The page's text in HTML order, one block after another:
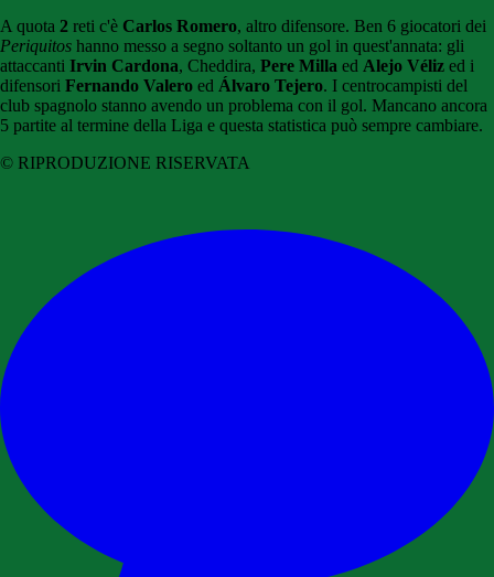
A quota 2 reti c'è Carlos Romero, altro difensore. Ben 6 giocatori dei
Periquitos hanno messo a segno soltanto un gol in quest'annata: gli
attaccanti Irvin Cardona, Cheddira, Pere Milla ed Alejo Véliz ed i
difensori Fernando Valero ed Álvaro Tejero. I centrocampisti del
club spagnolo stanno avendo un problema con il gol. Mancano ancora
5 partite al termine della Liga e questa statistica può sempre cambiare.
© RIPRODUZIONE RISERVATA